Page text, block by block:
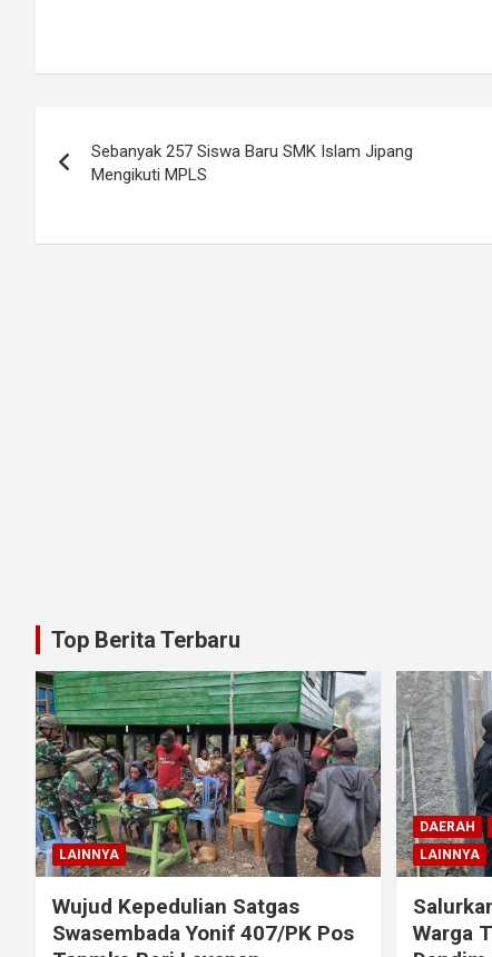
pos
Sebanyak 257 Siswa Baru SMK Islam Jipang
Mengikuti MPLS
Top Berita Terbaru
LAINNYA
Wujud Kepedulian Satgas
Swasembada Yonif 407/PK Pos
DAERAH
LAINNYA
Warga